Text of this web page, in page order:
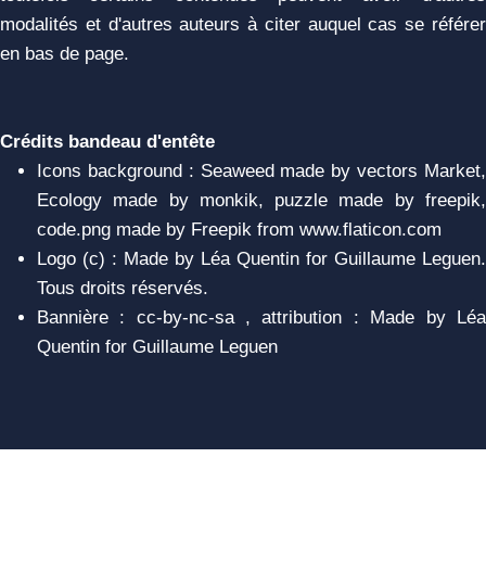
modalités et d'autres auteurs à citer auquel cas se référer
en bas de page.
Crédits bandeau d'entête
Icons background : Seaweed made by vectors Market,
Ecology made by monkik, puzzle made by freepik,
code.png made by Freepik from www.flaticon.com
Logo (c) : Made by Léa Quentin for Guillaume Leguen.
Tous droits réservés.
Bannière : cc-by-nc-sa , attribution : Made by Léa
Quentin for Guillaume Leguen